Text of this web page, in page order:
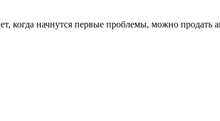
когда начнутся первые проблемы, можно продать